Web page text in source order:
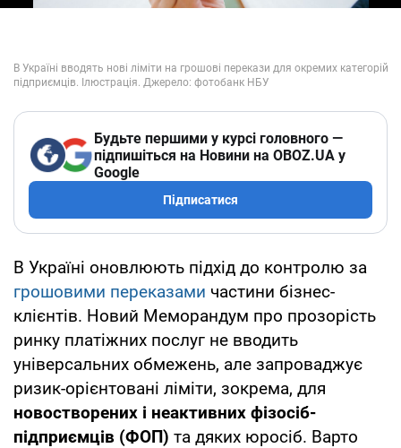
Будьте першими у курсі головного —
підпишіться на Новини на OBOZ.UA у
Google
Підписатися
В Україні оновлюють підхід до контролю за
грошовими переказами частини бізнес-
клієнтів. Новий Меморандум про прозорість
ринку платіжних послуг не вводить
універсальних обмежень, але запроваджує
ризик-орієнтовані ліміти, зокрема, для
новостворених і неактивних фізосіб-
підприємців (ФОП) та дяких юросіб. Варто